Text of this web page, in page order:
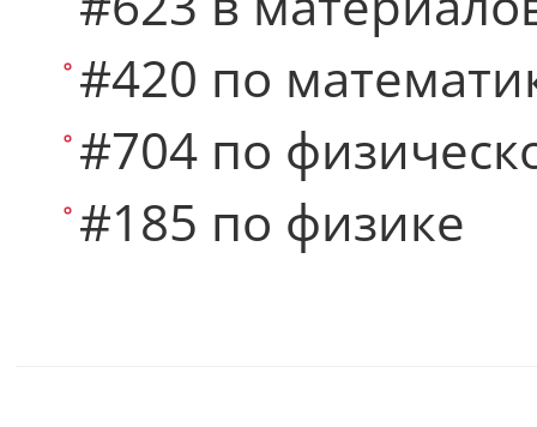
#420 по
#704 по
#185 по физике